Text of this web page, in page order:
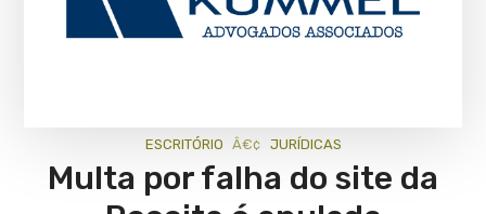
ESCRITÓRIO JURÍ­DICAS
Multa por falha do site da